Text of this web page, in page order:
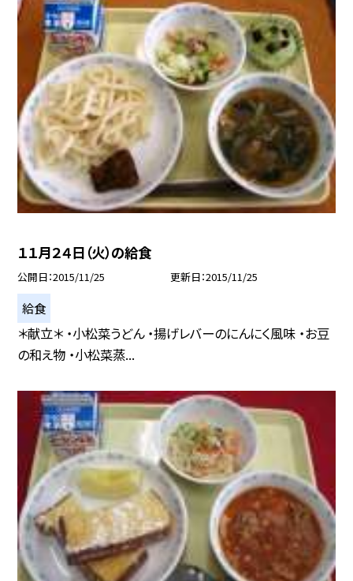
１１月２４日（火）の給食
公開日 2015/11/25 更新日 2015/11/25
給食
＊献立＊ ・小松菜うどん ・揚げレバーのにんにく風味 ・お豆
の和え物 ・小松菜蒸...